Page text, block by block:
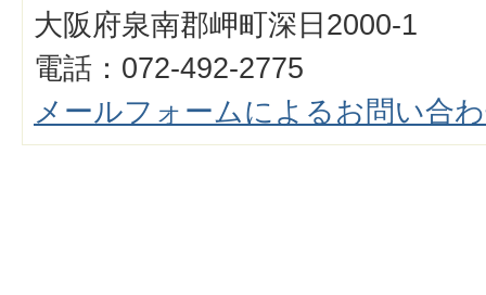
大阪府泉南郡岬町深日2000-1
電話：072-492-2775
メールフォームによるお問い合